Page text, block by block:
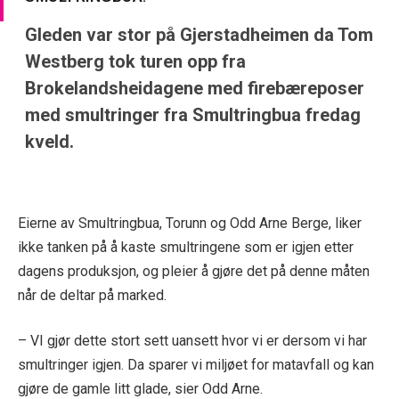
Gleden var stor på Gjerstadheimen da Tom
Westberg tok turen opp fra
Brokelandsheidagene med firebæreposer
med smultringer fra Smultringbua fredag
kveld.
Eierne av Smultringbua, Torunn og Odd Arne Berge, liker
ikke tanken på å kaste smultringene som er igjen etter
dagens produksjon, og pleier å gjøre det på denne måten
når de deltar på marked.
– VI gjør dette stort sett uansett hvor vi er dersom vi har
smultringer igjen. Da sparer vi miljøet for matavfall og kan
gjøre de gamle litt glade, sier Odd Arne.